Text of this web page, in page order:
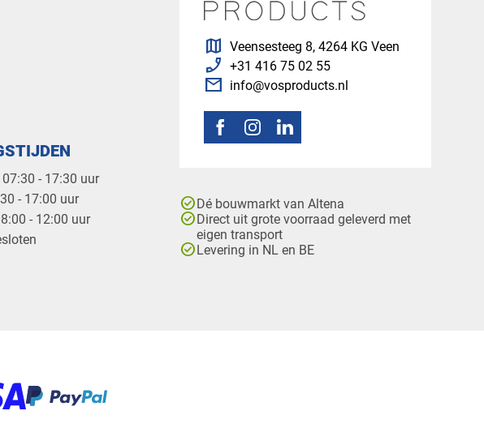
- 17:30 uur
- 17:00 uur
- 12:00 uur
map Veensesteeg 8, 4264 KG Veen
phone_enabled +31 416 75 02 55
mail info@vosproducts.nl
check_circleDé bouwmarkt van Altena
check_circleDirect uit grote voorraad geleverd met
eigen transport
check_circleLevering in NL en BE